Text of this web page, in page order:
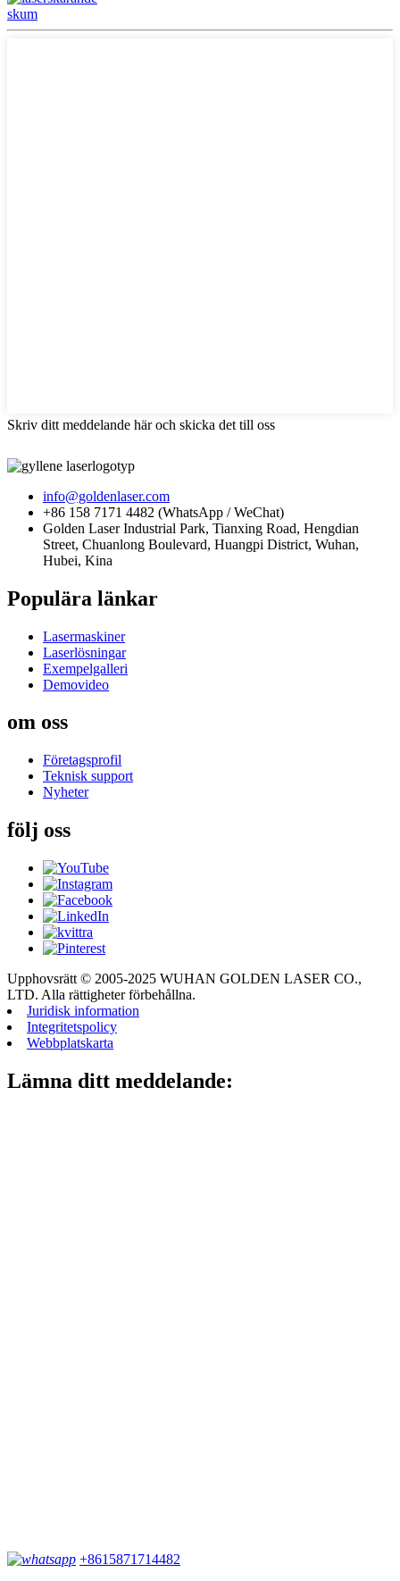
Skriv ditt meddelande här och skicka det till oss
info@goldenlaser.com
+86 158 7171 4482 (WhatsApp / WeChat)
Golden Laser Industrial Park, Tianxing Road, Hengdian
Street, Chuanlong Boulevard, Huangpi District, Wuhan,
Hubei, Kina
Populära länkar
Lasermaskiner
Laserlösningar
Exempelgalleri
Demovideo
om oss
Företagsprofil
Teknisk support
Nyheter
följ oss
Upphovsrätt © 2005-2025 WUHAN GOLDEN LASER CO.,
LTD. Alla rättigheter förbehållna.
Juridisk information
Integritetspolicy
Webbplatskarta
Lämna ditt meddelande:
+8615871714482